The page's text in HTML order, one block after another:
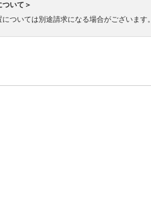
ついて＞
ついては別途請求になる場合がございます。